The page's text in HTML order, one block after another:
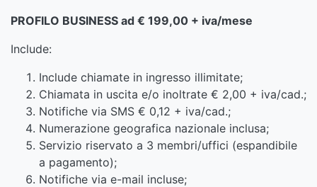
PROFILO BUSINESS ad € 199,00 + iva/mese
Include:
Include chiamate in ingresso illimitate;
Chiamata in uscita e/o inoltrate € 2,00 + iva/cad.;
Notifiche via SMS € 0,12 + iva/cad.;
Numerazione geografica nazionale inclusa;
Servizio riservato a 3 membri/uffici (espandibile
a pagamento);
Notifiche via e-mail incluse;